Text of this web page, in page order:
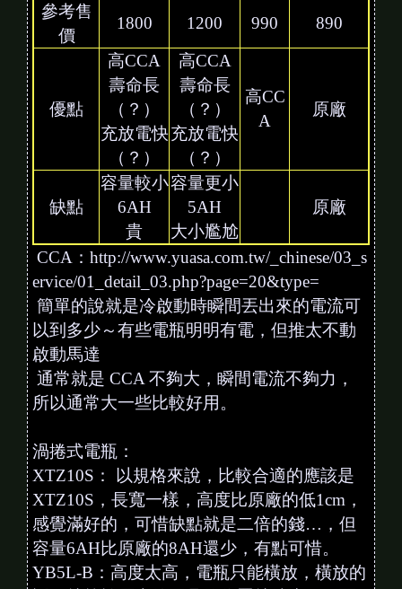
參考售
價
1800 1200 990 890
優點
高CCA
壽命長
（？）
充放電快
（？）
高CCA
壽命長
（？）
充放電快
（？）
高CC
A
原廠
缺點
容量較小
6AH
貴
容量更小
5AH
大小尷尬
原廠
CCA：http://www.yuasa.com.tw/_chinese/03_s
ervice/01_detail_03.php?page=20&type=
簡單的說就是冷啟動時瞬間丟出來的電流可
以到多少～有些電瓶明明有電，但推太不動
啟動馬達
通常就是 CCA 不夠大，瞬間電流不夠力，
所以通常大一些比較好用。
渦捲式電瓶：
XTZ10S： 以規格來說，比較合適的應該是
XTZ10S，長寬一樣，高度比原廠的低1cm，
感覺滿好的，可惜缺點就是二倍的錢…，但
容量6AH比原廠的8AH還少，有點可惜。
YB5L-B：高度太高，電瓶只能橫放，橫放的